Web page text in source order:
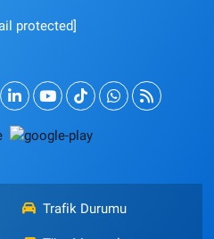
protected]
Trafik Durumu